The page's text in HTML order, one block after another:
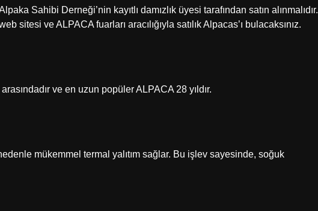
Sahibi Derneği’nin kayıtlı damızlık üyesi tarafından satın alınmalıdır.
sitesi ve ALPACA fuarları aracılığıyla satılık Alpacas’ı bulacaksınız.
ve en uzun popüler ALPACA 28 yıldır.
mükemmel termal yalıtım sağlar. Bu işlev sayesinde, soğuk